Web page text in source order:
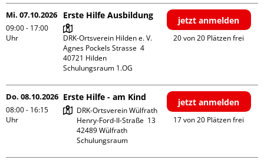
Mi. 07.10.2026
09:00 - 17:00
Uhr
Erste Hilfe Ausbildung
DRK-Ortsverein Hilden e. V.
Agnes Pockels Strasse  4
40721 Hilden
Schulungsraum 1.OG
jetzt anmelden
20 von 20 Plätzen frei
Do. 08.10.2026
08:00 - 16:15
Uhr
Erste Hilfe - am Kind
DRK-Ortsverein Wülfrath
Henry-Ford-II-Straße  13
42489 Wülfrath
Schulungsraum
jetzt anmelden
17 von 20 Plätzen frei